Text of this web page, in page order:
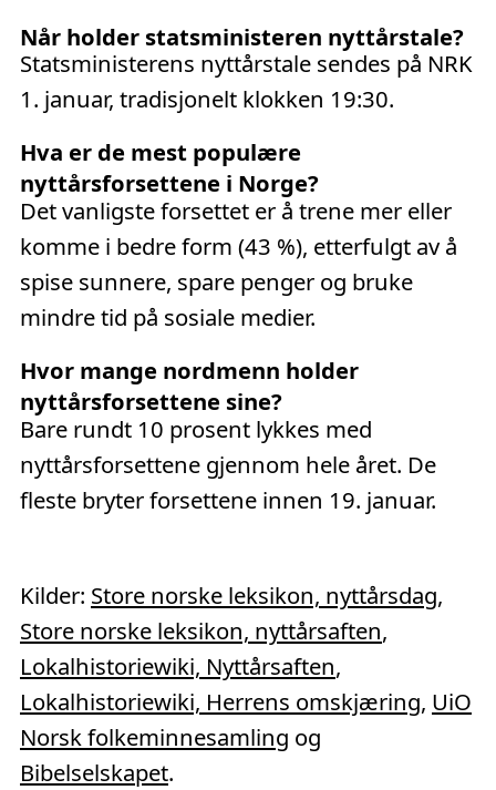
Når holder statsministeren nyttårstale?
Statsministerens nyttårstale sendes på NRK
1. januar, tradisjonelt klokken 19:30.
Hva er de mest populære
nyttårsforsettene i Norge?
Det vanligste forsettet er å trene mer eller
komme i bedre form (43 %), etterfulgt av å
spise sunnere, spare penger og bruke
mindre tid på sosiale medier.
Hvor mange nordmenn holder
nyttårsforsettene sine?
Bare rundt 10 prosent lykkes med
nyttårsforsettene gjennom hele året. De
fleste bryter forsettene innen 19. januar.
Kilder: Store norske leksikon, nyttårsdag,
Store norske leksikon, nyttårsaften,
Lokalhistoriewiki, Nyttårsaften,
Lokalhistoriewiki, Herrens omskjæring, UiO
Norsk folkeminnesamling og
Bibelselskapet.